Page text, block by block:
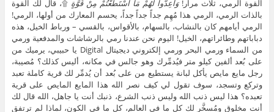
القوة الرمي، ثلاث مرار!وَأَعِدُّوا لَهُمْ مَا اسْتَطَعْتُمْ مِنْ قُوَّةٍ ۩، قال لك القوة
بالذات الرمي، الرمي هذا مُهِم جداً جداً جداً، يحسم المعارك من أولها، الرمي!
الرمي أيامهم كان بالنشاب، بالسهام، بالأقواس، بالقسي – ورباط الخيل، هذه
دباباتهم وطائراتهم، الخيل! اليوم نحن عندنا رمي بالرشاشات والمدفعية ورمي
من السماء ورمي البحر ورمي إلكتروني ديجيتال Digital يا حبيبي، يرميك من
على بُعد ألفين كيلو متر فيُدمِّرك وهو جالس في مكانه، أليس كذلك؟ مُصيبة،
رجل مايع مايص يأكل لبانة يستطيع من على بُعد أن يُدمِّر لك قرية كاملة تعبد
وتركع وتسجد، سوف تقول لي كيف نصر الله هذا المايع المايص على قرية
تعبده؟ هذا ليس ذنب الله وليس ذنب الشرع، ذنبك أنت يا جاهل، الله قال لك
أنت مخلوق ومُسخَّر لك كل ما في العالم، كل ما في الكون، لماذا لم ترتفق